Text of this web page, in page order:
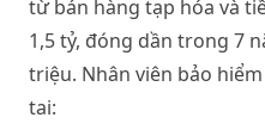
từ bán hàng tạp hóa và
1,5 tỷ, đóng dần trong 7
triệu. Nhân viên bảo
tai: